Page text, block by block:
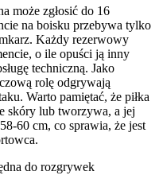
może zgłosić do 16
na boisku przebywa tylko
Każdy rezerwowy
o ile opuści ją inny
techniczną. Jako
rolę odgrywają
Warto pamiętać, że piłka
skóry lub tworzywa, a jej
60 cm, co sprawia, że jest
do rozgrywek